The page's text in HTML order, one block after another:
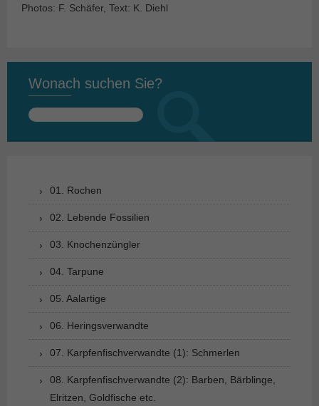
Photos: F. Schäfer, Text: K. Diehl
Wonach suchen Sie?
Suchen
01. Rochen
02. Lebende Fossilien
03. Knochenzüngler
04. Tarpune
05. Aalartige
06. Heringsverwandte
07. Karpfenfischverwandte (1): Schmerlen
08. Karpfenfischverwandte (2): Barben, Bärblinge,
Elritzen, Goldfische etc.